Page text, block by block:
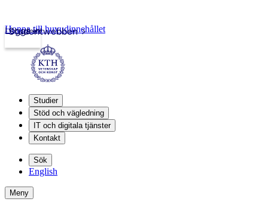
Studentwebben
Logga in
Hoppa till huvudinnehållet
Studier
Stöd och vägledning
IT och digitala tjänster
Kontakt
Sök
English
Meny